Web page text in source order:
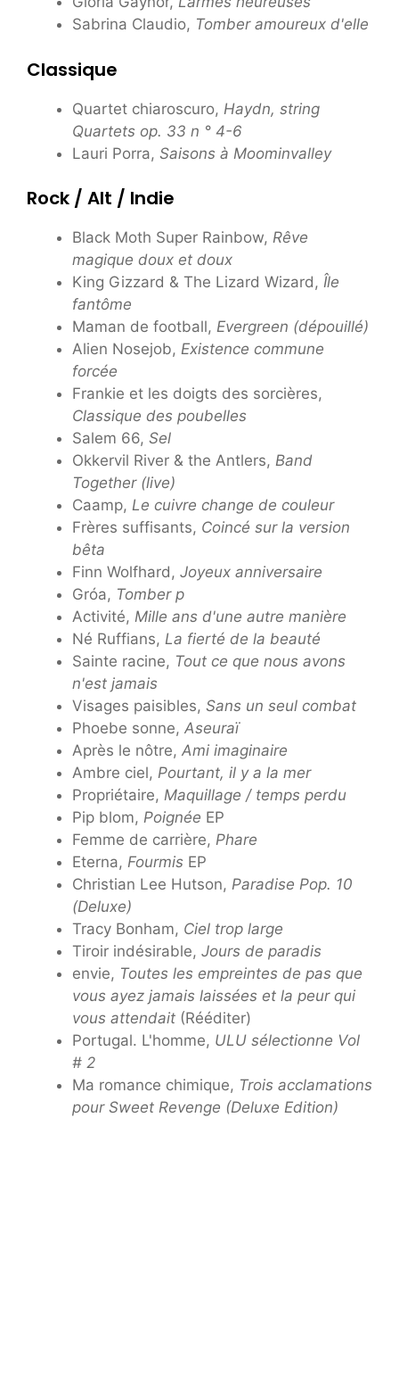
Sabrina Claudio, Tomber amoureux d'elle
Classique
Quartet chiaroscuro, Haydn, string
Quartets op. 33 n ° 4-6
Lauri Porra, Saisons à Moominvalley
Rock / Alt / Indie
Black Moth Super Rainbow, Rêve
magique doux et doux
King Gizzard & The Lizard Wizard, Île
fantôme
Maman de football, Evergreen (dépouillé)
Alien Nosejob, Existence commune
forcée
Frankie et les doigts des sorcières,
Classique des poubelles
Salem 66, Sel
Okkervil River & the Antlers, Band
Together (live)
Caamp, Le cuivre change de couleur
Frères suffisants, Coincé sur la version
bêta
Finn Wolfhard, Joyeux anniversaire
Gróa, Tomber p
Activité, Mille ans d'une autre manière
Né Ruffians, La fierté de la beauté
Sainte racine, Tout ce que nous avons
n'est jamais
Visages paisibles, Sans un seul combat
Phoebe sonne, Aseuraï
Après le nôtre, Ami imaginaire
Ambre ciel, Pourtant, il y a la mer
Propriétaire, Maquillage / temps perdu
Pip blom, Poignée EP
Femme de carrière, Phare
Eterna, Fourmis EP
Christian Lee Hutson, Paradise Pop. 10
(Deluxe)
Tracy Bonham, Ciel trop large
Tiroir indésirable, Jours de paradis
envie, Toutes les empreintes de pas que
vous ayez jamais laissées et la peur qui
vous attendait (Rééditer)
Portugal. L'homme, ULU sélectionne Vol
# 2
Ma romance chimique, Trois acclamations
pour Sweet Revenge (Deluxe Edition)